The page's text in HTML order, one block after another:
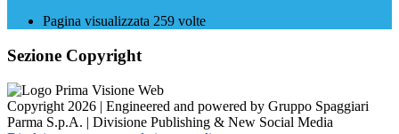
Pagina visualizzata 259 volte
Sezione Copyright
Copyright 2026 | Engineered and powered by Gruppo Spaggiari
Parma S.p.A. | Divisione Publishing & New Social Media